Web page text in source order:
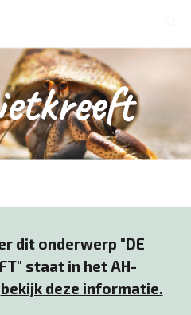
" staat in het AH-
bekijk deze informatie.